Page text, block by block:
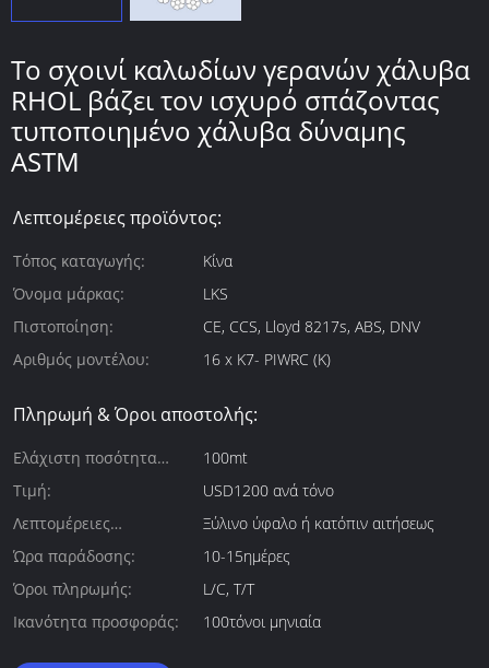
Το σχοινί καλωδίων γερανών χάλυβα
RHOL βάζει τον ισχυρό σπάζοντας
τυποποιημένο χάλυβα δύναμης
ASTM
Λεπτομέρειες προϊόντος:
Τόπος καταγωγής:
Κίνα
Όνομα μάρκας:
LKS
Πιστοποίηση:
CE, CCS, Lloyd 8217s, ABS, DNV
Αριθμός μοντέλου:
16 x K7- PIWRC (K)
Πληρωμή & Όροι αποστολής:
Ελάχιστη ποσότητα
παραγγελίας:
100mt
Τιμή:
USD1200 ανά τόνο
Λεπτομέρειες
συσκευασίας:
Ξύλινο ύφαλο ή κατόπιν αιτήσεως
Ώρα παράδοσης:
10-15ημέρες
Όροι πληρωμής:
L/C, T/T
Ικανότητα προσφοράς:
100τόνοι μηνιαία